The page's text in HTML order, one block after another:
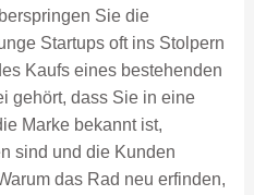
Sie die
Startups oft ins Stolpern
Kaufs eines bestehenden
gehört, dass Sie in eine
Marke bekannt ist,
sind und die Kunden
das Rad neu erfinden,